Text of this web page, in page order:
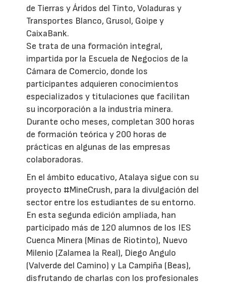
de Tierras y Áridos del Tinto, Voladuras y
Transportes Blanco, Grusol, Goipe y
CaixaBank.
Se trata de una formación integral,
impartida por la Escuela de Negocios de la
Cámara de Comercio, donde los
participantes adquieren conocimientos
especializados y titulaciones que facilitan
su incorporación a la industria minera.
Durante ocho meses, completan 300 horas
de formación teórica y 200 horas de
prácticas en algunas de las empresas
colaboradoras.
En el ámbito educativo, Atalaya sigue con su
proyecto #MineCrush, para la divulgación del
sector entre los estudiantes de su entorno.
En esta segunda edición ampliada, han
participado más de 120 alumnos de los IES
Cuenca Minera (Minas de Riotinto), Nuevo
Milenio (Zalamea la Real), Diego Angulo
(Valverde del Camino) y La Campiña (Beas),
disfrutando de charlas con los profesionales